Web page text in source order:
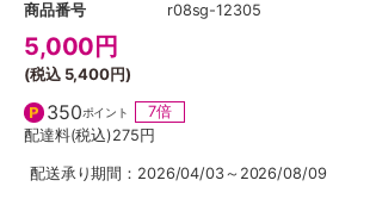
商品番号
r08sg-12305
5,000 円
(税込 5,400円)
350ポイント
7倍
配達料(税込)275円
配送承り期間：2026/04/03～2026/08/09